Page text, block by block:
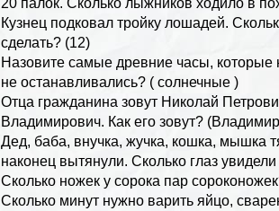
Кузнец подковал тройку лошадей.
сделать? (12)
Назовите самые древние часы, которые
не останавливались? ( солнечные )
Отца гражданина зовут Николай
Владимирович. Как его зовут?
Дед, баба, внучка, жучка, кошка, мышка
наконец вытянули. Сколько глаз
Сколько ножек у сорока пар
Сколько минут нужно варить яйцо,